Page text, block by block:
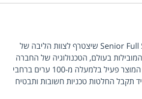
לחברה ממומנת הייטב ברמת החייל דרוש/ה Senior Full Stack Developer שיצטרף לצוות הליבה של
בעולם, הטכנולוגיה של החברה
עושה שימוש בBig Data, אלגוריתמים לחיזוי ובבינה מלאכותית. המוצר פעיל בלמעלה מ-100 ערים ברחבי
תקבל החלטות טכניות חשובות ותבטיח